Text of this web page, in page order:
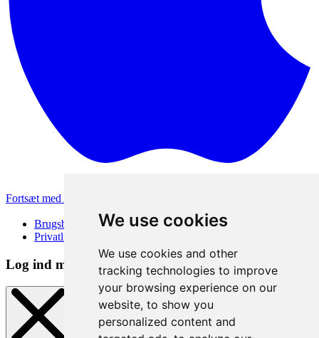
We use cookies
We use cookies and other
tracking technologies to improve
your browsing experience on our
website, to show you
personalized content and
Fortsæt med Apple
Brugsbetingelser
Privatlivspolitik
Log ind metode